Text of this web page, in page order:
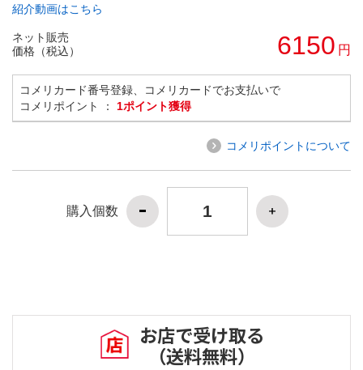
紹介動画はこちら
ネット販売
価格（税込）
6150 円
コメリカード番号登録、コメリカードでお支払いで
コメリポイント ： 1ポイント獲得
コメリポイントについて
購入個数
お店で受け取る
（送料無料）